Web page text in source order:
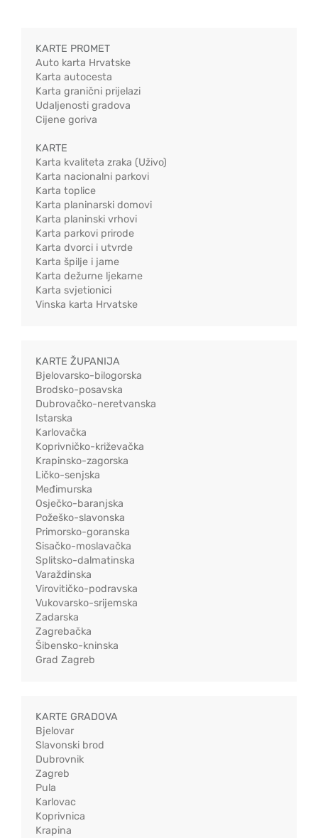
KARTE PROMET
Auto karta Hrvatske
Karta autocesta
Karta granični prijelazi
Udaljenosti gradova
Cijene goriva
KARTE
Karta kvaliteta zraka (Uživo)
Karta nacionalni parkovi
Karta toplice
Karta planinarski domovi
Karta planinski vrhovi
Karta parkovi prirode
Karta dvorci i utvrde
Karta špilje i jame
Karta dežurne ljekarne
Karta svjetionici
Vinska karta Hrvatske
KARTE ŽUPANIJA
Bjelovarsko-bilogorska
Brodsko-posavska
Dubrovačko-neretvanska
Istarska
Karlovačka
Koprivničko-križevačka
Krapinsko-zagorska
Ličko-senjska
Međimurska
Osječko-baranjska
Požeško-slavonska
Primorsko-goranska
Sisačko-moslavačka
Splitsko-dalmatinska
Varaždinska
Virovitičko-podravska
Vukovarsko-srijemska
Zadarska
Zagrebačka
Šibensko-kninska
Grad Zagreb
KARTE GRADOVA
Bjelovar
Slavonski brod
Dubrovnik
Zagreb
Pula
Karlovac
Koprivnica
Krapina